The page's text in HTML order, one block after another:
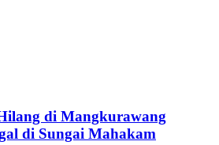
di Mangkurawang
di Sungai Mahakam